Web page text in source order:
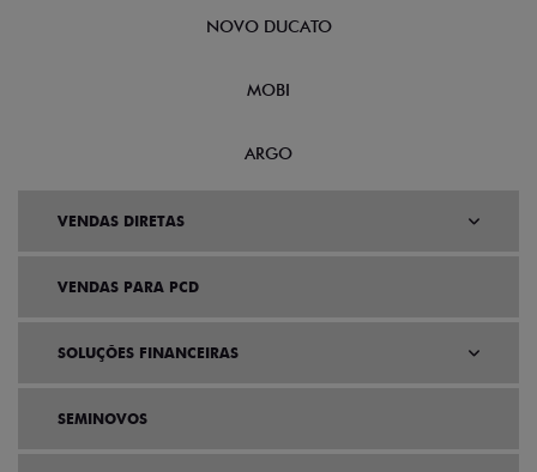
NOVO DUCATO
MOBI
ARGO
VENDAS DIRETAS
VENDAS PARA PCD
SOLUÇÕES FINANCEIRAS
SEMINOVOS